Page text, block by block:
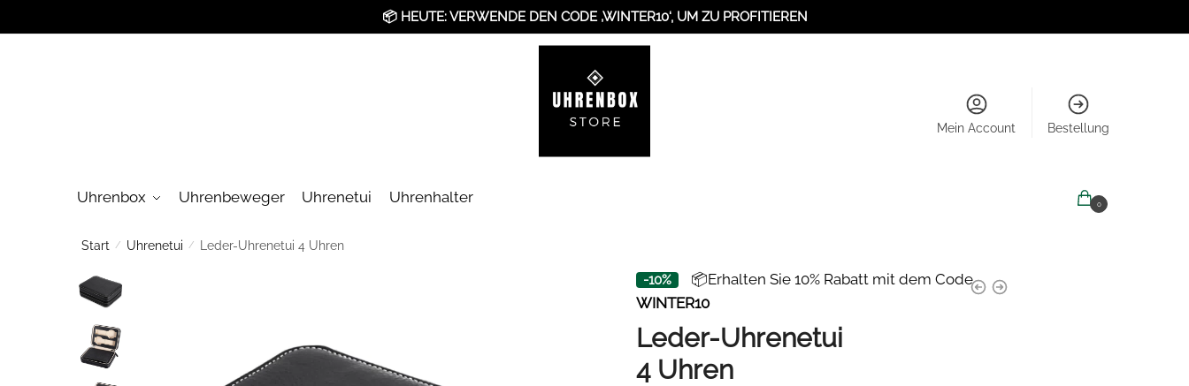
to
to
📦 HEUTE: VERWENDE DEN CODE ‚WINTER10‘, UM ZU PROFITIEREN
Mein Account Bestellung
Uhrenbox Uhrenbeweger Uhrenetui Uhrenhalter 0
Start / Uhrenetui / Leder-Uhrenetui 4 Uhren
-10%
📦Erhalten Sie 10% Rabatt mit dem Code
WINTER10
Leder-Uhrenetui
4 Uhren